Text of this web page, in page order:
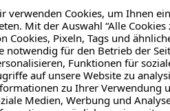
verwenden Cookies, um Ihnen
Mit der Auswahl “Alle
Cookies, Pixeln, Tags und
notwendig für den Betrieb der
Funktionen für
auf unsere Website zu
zu Ihrer Verwendung
Medien, Werbung und
im Kampf
zuverlässigen
vertrauen auf unsere